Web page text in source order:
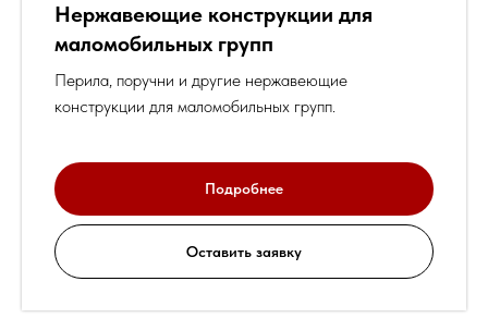
Нержавеющие конструкции для
маломобильных групп
Перила, поручни и другие нержавеющие
конструкции для маломобильных групп.
Подробнее
Оставить заявку